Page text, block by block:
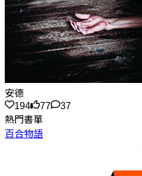
安德
194
77
37
熱門書單
百合物語